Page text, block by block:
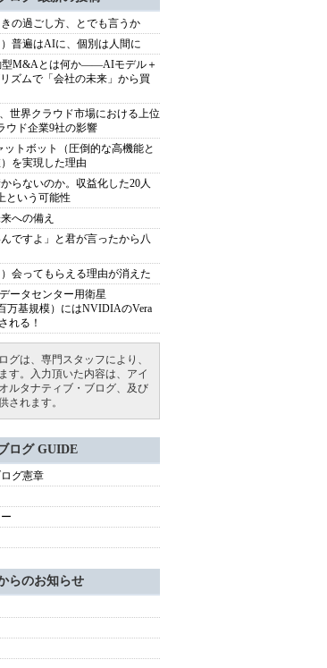
の過ごし方、とでも言うか
普遍はAIに、個別は人間に
型M&Aとは何か――AIモデル＋
リズムで「会社の未来」から買
世界クラウド市場における上位
ウド企業9社の影響
ットボット（圧倒的な高機能と
を実現した理由
らないのか。収益化した20人
という可能性
への備え
んですよ」と君が言ったから八
会ってもらえる理由が消えた
ータセンター用衛星
万基規模）にはNVIDIAのVera
れる！
グは、専門スタッフにより、
す。入力頂いた内容は、アイ
ルタナティブ・ブログ、及び
されます。
ログ GUIDE
グ憲章
らのお知らせ